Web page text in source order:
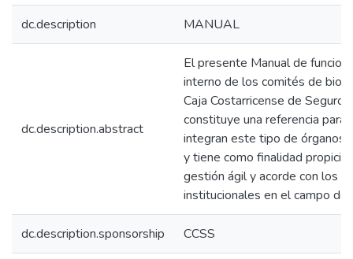
dc.description MANUAL
dc.description.abstract
El presente Manual de
interno de los comités de
Caja Costarricense de Seguro
constituye una referencia para
integran este tipo de órganos
y tiene como finalidad
gestión ágil y acorde con los
institucionales en el campo de
dc.description.sponsorship CCSS